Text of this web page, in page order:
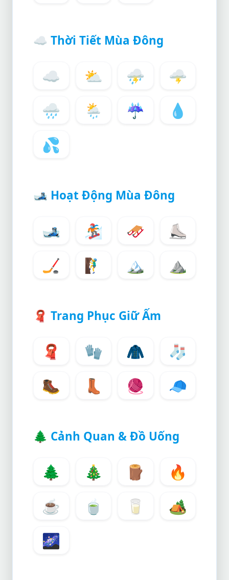
☁️ Thời Tiết Mùa Đông
☁️ ⛅ ⛈️
🌩️
🌧️
🌦️ ☔
💧
💦
🎿 Hoạt Động Mùa Đông
🎿 🏂 🛷
⛸️
🏒
🧗‍♂️ 🏔️ ⛰️
🧣 Trang Phục Giữ Ấm
🧣 🧤 🧥
🧦
🥾
👢 🧶 🧢
🌲 Cảnh Quan & Đồ Uống
🌲 🎄 🪵
🔥
☕
🍵 🥛
🏕️
🌌